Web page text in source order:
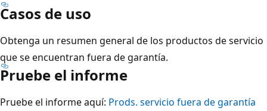
Casos de uso
Obtenga un resumen general de los productos de servicio
que se encuentran fuera de garantía.
Pruebe el informe
Pruebe el informe aquí: Prods. servicio fuera de garantía